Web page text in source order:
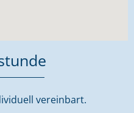
vereinbart.